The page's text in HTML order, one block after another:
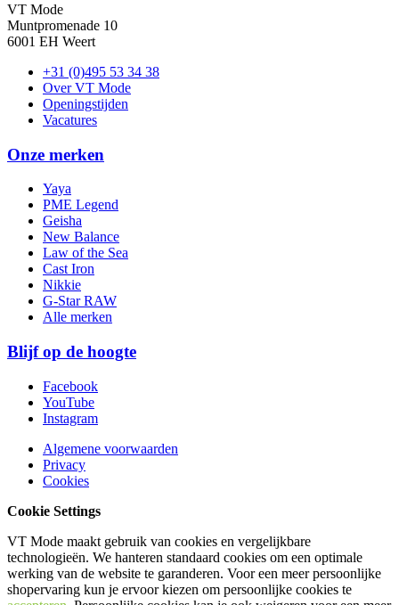
VT Mode
Muntpromenade 10
6001 EH Weert
+31 (0)495 53 34 38
Over VT Mode
Openingstijden
Vacatures
Onze merken
Yaya
PME Legend
Geisha
New Balance
Law of the Sea
Cast Iron
Nikkie
G-Star RAW
Alle merken
Blijf op de hoogte
Facebook
YouTube
Instagram
Algemene voorwaarden
Privacy
Cookies
Cookie Settings
VT Mode maakt gebruik van cookies en vergelijkbare
technologieën. We hanteren standaard cookies om een optimale
werking van de website te garanderen. Voor een meer persoonlijke
shopervaring kun je ervoor kiezen om persoonlijke cookies te